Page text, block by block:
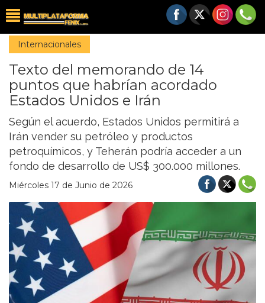
Internacionales
Texto del memorando de 14
puntos que habrían acordado
Estados Unidos e Irán
Según el acuerdo, Estados Unidos permitirá a
Irán vender su petróleo y productos
petroquímicos, y Teherán podría acceder a un
fondo de desarrollo de US$ 300.000 millones.
Miércoles 17 de Junio de 2026